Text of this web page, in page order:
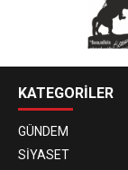
KATEGORİLER
GÜNDEM
SİYASET